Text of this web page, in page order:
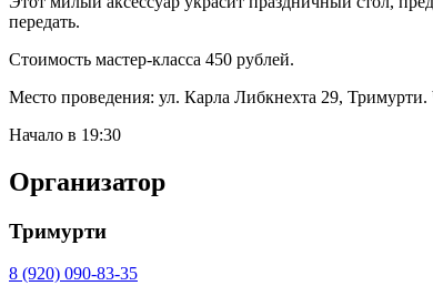
передать.
Стоимость мастер-класса 450 рублей.
Место проведения: ул. Карла Либкнехта 29, Тримурти.
Начало в 19:30
Организатор
Тримурти
8 (920) 090-83-35